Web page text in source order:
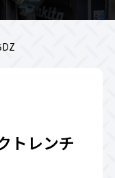
トレンチ